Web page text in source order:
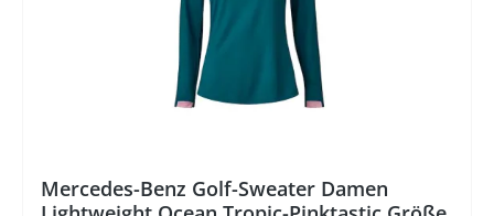
Mercedes-Benz Golf-Sweater Damen